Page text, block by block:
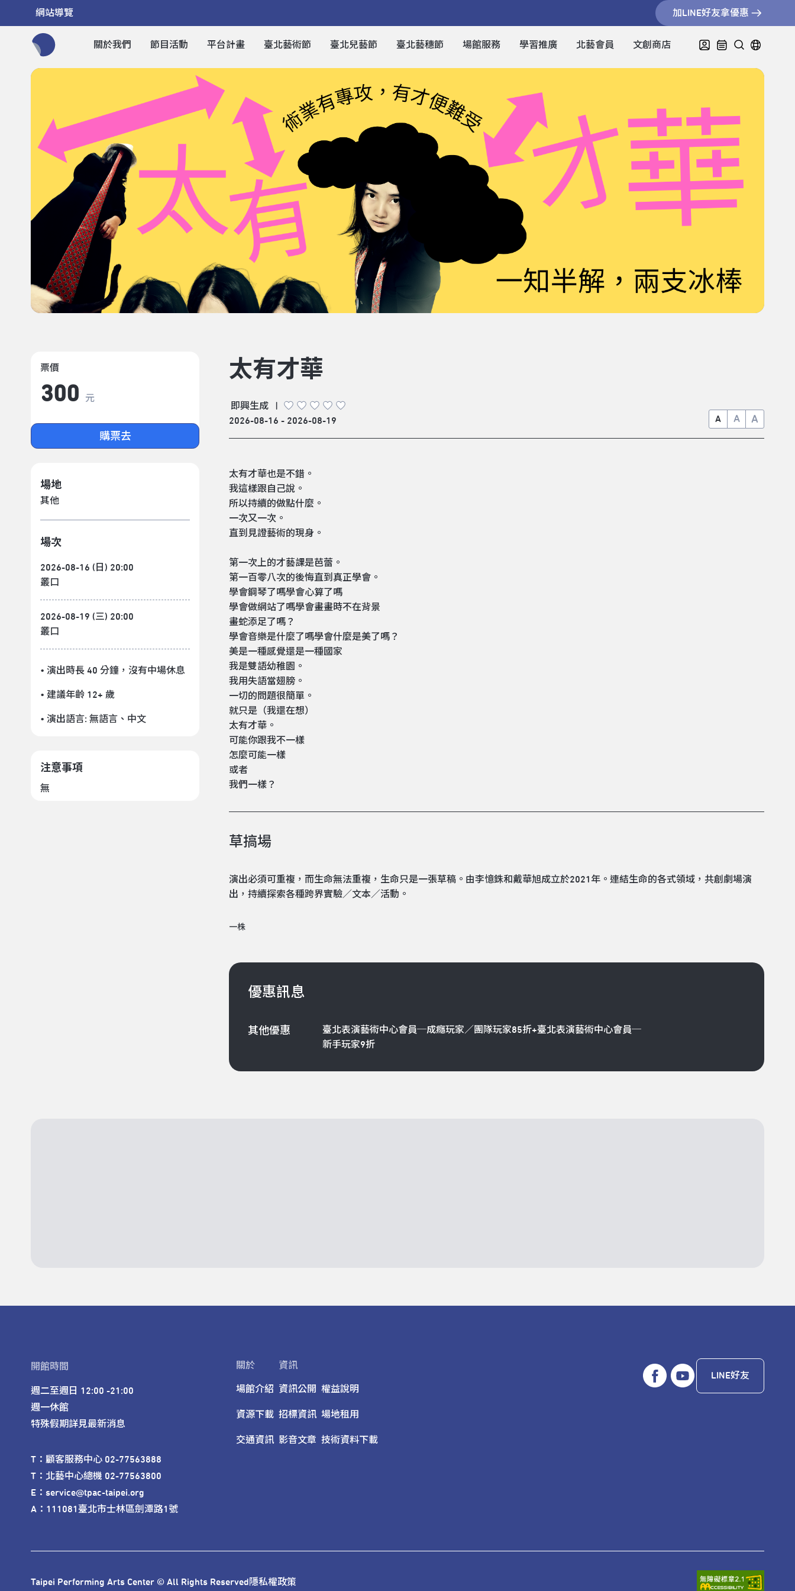
網站導覽 加LINE好友拿優惠
關於我們 節目活動 平台計畫 臺北藝術節 臺北兒藝節 臺北藝穗節 場館服務 學習推廣 北藝會員 文創商店
票價
300 元
購票去
場地
其他
場次
2026-08-16 (日) 20:00
叢口
2026-08-19 (三) 20:00
叢口
• 演出時長 40 分鐘 ，沒有中場休息
• 建議年齡 12+ 歲
• 演出語言: 無語言 、 中文
注意事項
無
太有才華
即興生成
2026-08-16 - 2026-08-19
A A A
太有才華也是不錯。
我這樣跟自己說。
所以持續的做點什麼。
一次又一次。
直到見證藝術的現身。
第一次上的才藝課是芭蕾。
第一百零八次的後悔直到真正學會。
學會鋼琴了嗎學會心算了嗎
學會做網站了嗎學會畫畫時不在背景
畫蛇添足了嗎？
學會音樂是什麼了嗎學會什麼是美了嗎？
美是一種感覺還是一種國家
我是雙語幼稚園。
我用失語當翅膀。
一切的問題很簡單。
就只是（我還在想）
太有才華。
可能你跟我不一樣
怎麼可能一樣
或者
我們一樣？
草搞場
演出必須可重複，而生命無法重複，生命只是一張草稿。由李憶銖和戴華旭成立於2021年。連結生命的各式領域，共創劇場演
出，持續探索各種跨界實驗／文本／活動。
一株
優惠訊息
其他優惠
臺北表演藝術中心會員─成癮玩家／團隊玩家85折+臺北表演藝術中心會員─
新手玩家9折
開館時間
週二至週日 12:00 -21:00
週一休館
特殊假期詳見最新消息
T：顧客服務中心 02-77563888
T：北藝中心總機 02-77563800
E：service@tpac-taipei.org
A：111081臺北市士林區劍潭路1號
關於
場館介紹
資源下載
交通資訊
資訊
資訊公開
招標資訊
影音文章
權益說明
場地租用
技術資料下載
LINE好友
Taipei Performing Arts Center © All Rights Reserved隱私權政策